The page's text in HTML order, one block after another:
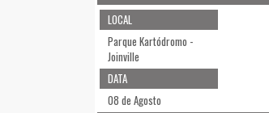
LOCAL
Parque Kartódromo -
Joinville
DATA
08 de Agosto